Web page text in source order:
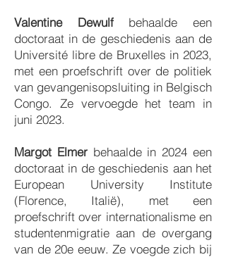
Valentine Dewulfbehaalde een
doctoraat in de geschiedenis aan de
Université libre de Bruxelles in 2023,
met een proefschrift over de politiek
van gevangenisopsluiting in Belgisch
Congo. Ze vervoegde het team in
juni 2023.
Margot Elmer behaalde in 2024 een
doctoraat in de geschiedenis aan het
European University Institute
(Florence, Italië), met een
proefschrift over internationalisme en
studentenmigratie aan de overgang
van de 20e eeuw. Ze voegde zich bij